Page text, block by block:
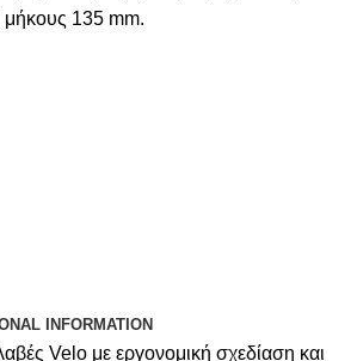
135 mm.
INFORMATION
Velo με εργονομική σχεδίαση και